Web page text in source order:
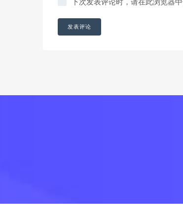
下次发表评论时，请在此浏览器